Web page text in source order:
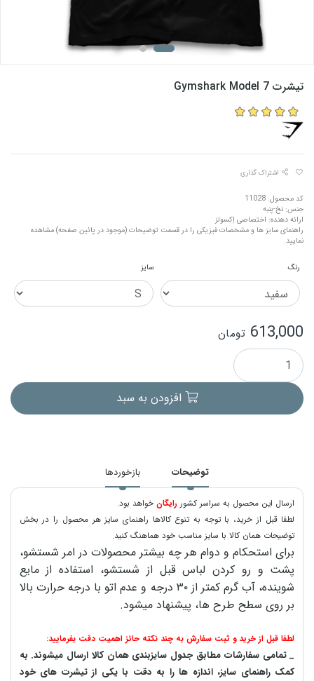
تیشرت Gymshark Model 7
اشتراک گذاری
کد محصول: 11028
جنس: نخ-پنبه
ارائه دهنده: اختصاصی اِکسولز
راهنمای سایز ها و مشخصات فیزیکی را در قسمت توضیحات (موجود در پائین صفحه) مشاهده
نمایید.
رنگ سایز
613,000 تومان
افزودن به سبد
توضیحات بازخوردها
ارسال این محصول به سراسر کشور رایگانخواهد بود.
لطفا قبل از خرید، با توجه به تنوع کالاها راهنمای سایز هر محصول را در بخش
توضیحات همان کالا با سایز مناسب خود هماهنگ کنید.
برای استحکام و دوام هر چه بیشتر محصولات در امر شستشو،
پشت و رو کردن لباس قبل از شستشو، استفاده از مایع
شوینده، آب گرم کمتر از ۳۰ درجه و عدم اتو با درجه حرارت بالا
بر روی سطح طرح ها، پیشنهاد میشود.
لطفا قبل از خرید و ثبت سفارش به چند نکته حائز اهمیت دقت بفرمایید:
_ تمامی سفارشات مطابق جدول سایزبندی همان کالا ارسال میشوند. به
کمک راهنمای سایز، اندازه ها را به دقت با یکی از تیشرت های خود